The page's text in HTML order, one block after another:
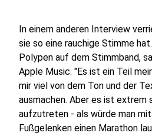
In einem anderen Interview
sie so eine rauchige Stimme
Polypen auf dem Stimmband,
Apple Music. "Es ist ein Teil
mir viel von dem Ton und der
ausmachen. Aber es ist extrem
aufzutreten - als würde man
Fußgelenken einen Marathon